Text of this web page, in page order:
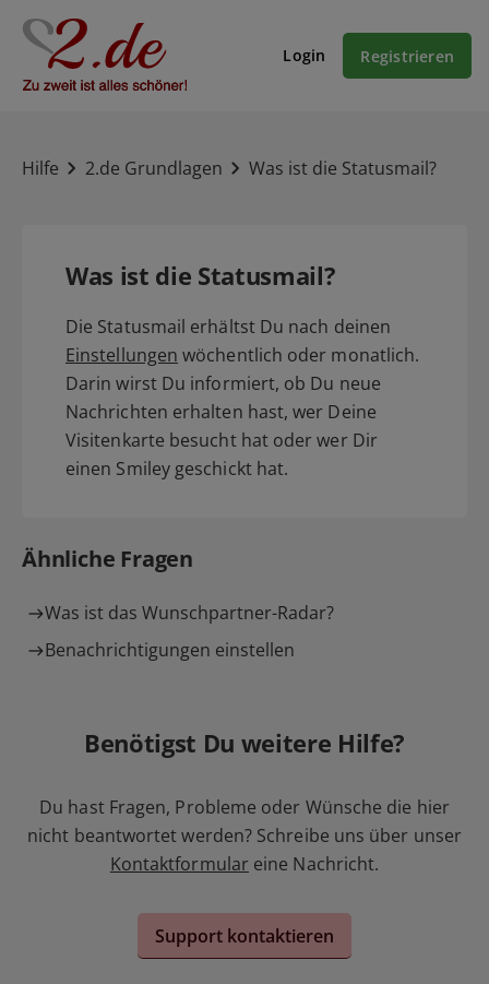
Login Registrieren
Hilfe 2.de Grundlagen Was ist die Statusmail?
Was ist die Statusmail?
Die Statusmail erhältst Du nach deinen
Einstellungen wöchentlich oder monatlich.
Darin wirst Du informiert, ob Du neue
Nachrichten erhalten hast, wer Deine
Visitenkarte besucht hat oder wer Dir
einen Smiley geschickt hat.
Ähnliche Fragen
Was ist das Wunschpartner-Radar?
Benachrichtigungen einstellen
Benötigst Du weitere Hilfe?
Du hast Fragen, Probleme oder Wünsche die hier
nicht beantwortet werden? Schreibe uns über unser
Kontaktformular eine Nachricht.
Support kontaktieren